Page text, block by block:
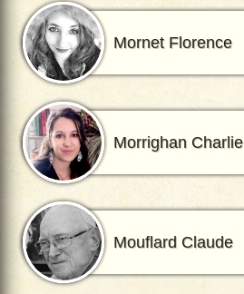
Mornet Florence
Morrighan Charlie
Mouflard Claude